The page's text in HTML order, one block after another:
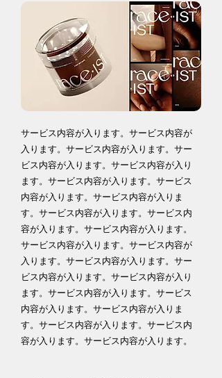
​​サービス内容が入ります。​サービス内容が
入ります。​サービス内容が入ります。​サー
ビス内容が入ります。​サービス内容が入り
ます。​サービス内容が入ります。​サービス
内容が入ります。​サービス内容が入りま
す。​サービス内容が入ります。​サービス内
容が入ります。​サービス内容が入ります。​
サービス内容が入ります。​サービス内容が
入ります。​サービス内容が入ります。​サー
ビス内容が入ります。​サービス内容が入り
ます。​サービス内容が入ります。​サービス
内容が入ります。​サービス内容が入りま
す。​サービス内容が入ります。​サービス内
容が入ります。​サービス内容が入ります。